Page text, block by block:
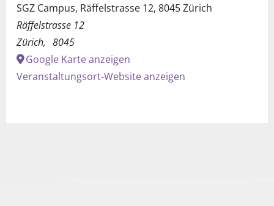
SGZ Campus, Räffelstrasse 12, 8045 Zürich
Räffelstrasse 12
Zürich, 8045
Google Karte anzeigen
Veranstaltungsort-Website anzeigen